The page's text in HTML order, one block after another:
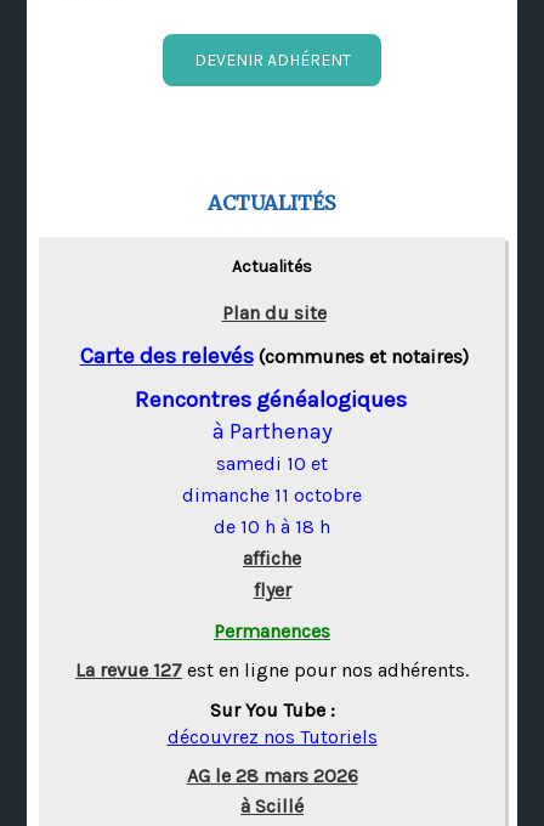
DEVENIR ADHÉRENT
ACTUALITÉS
Actualités
Plan du site
Carte des relevés(communes et notaires)
Rencontres généalogiques
à Parthenay
samedi 10 et
dimanche 11 octobre
de 10 h à 18 h
affiche
flyer
Permanences
La revue 127 est en ligne pour nos adhérents.
Sur You Tube :
découvrez nos Tutoriels
AG le 28 mars 2026
à Scillé